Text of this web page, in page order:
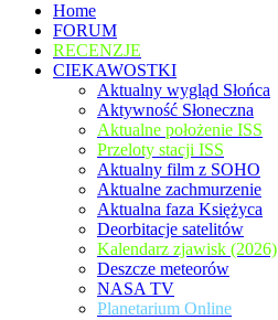
Home
FORUM
RECENZJE
CIEKAWOSTKI
Aktualny wygląd Słońca
Aktywność Słoneczna
Aktualne położenie ISS
Przeloty stacji ISS
Aktualny film z SOHO
Aktualne zachmurzenie
Aktualna faza Księżyca
Deorbitacje satelitów
Kalendarz zjawisk (2026)
Deszcze meteorów
NASA TV
Planetarium Online